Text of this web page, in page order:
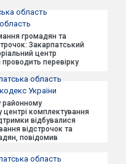
область
громадян та
Закарпатський
центр
перевірку
область
України
районному
центрі комплектування
відбувалися
відстрочок та
повідомив
область